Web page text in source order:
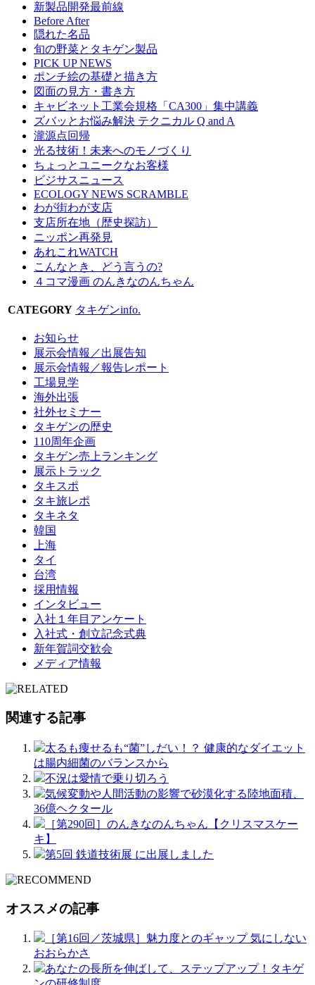
新製品開発最前線
Before After
隠れた名品
旬の野菜とタキゲン製品
PICK UP NEWS
ポンチ絵の基礎と描き方
図面の見方・書き方
キャビネット工業会規格「CA300」集中講義
ズバッとお悩み解決 テクニカル Q and A
瀧源点回帰
光る技術！未来へのモノづくり
ちょっとユニークなお客様
ビジサスニュース
ECOLOGY NEWS SCRAMBLE
わが街わが支店
支店所在地（歴史探訪）
ニッポン再発見
あれこれWATCH
こんなとき、どう言うの?
４コマ漫画 のんきなのんちゃん
CATEGORY タキゲンinfo.
お知らせ
展示会情報／出展告知
展示会情報／報告レポート
工場見学
海外出張
社外セミナー
タキゲンの歴史
110周年企画
タキゲン売上ランキング
展示トラック
タキスポ
タキ旅レポ
タキネタ
韓国
上海
タイ
台湾
採用情報
インタビュー
入社１年目アンケート
入社式・創立記念式典
新年賀詞交歓会
メディア情報
関連する記事
太るも痩せるも“菌”しだい！？ 健康的なダイエット
は腸内細菌のバランスから
不況は愛情で乗り切ろう
気候変動や人間活動の影響で砂漠化する陸地面積、
36億ヘクタール
［第290回］のんきなのんちゃん【クリスマスケー
キ】
第5回 鉄道技術展 に出展しました
オススメの記事
［第16回／茨城県］魅力度とのギャップ 気にしない
おおらかさ
あなたの長所を伸ばして、ステップアップ！タキゲ